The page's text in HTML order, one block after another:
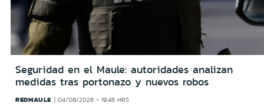
Seguridad en el Maule: autoridades analizan
medidas tras portonazo y nuevos robos
REDMAULE 04/08/2026 - 19:46 HRS